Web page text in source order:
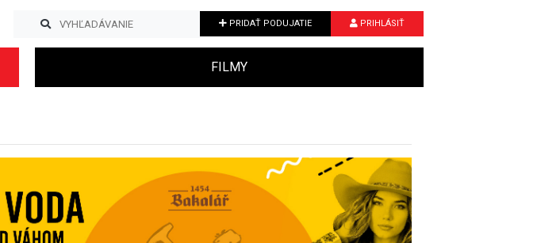
PRIDAŤ PODUJATIE PRIHLÁSIŤ
FILMY